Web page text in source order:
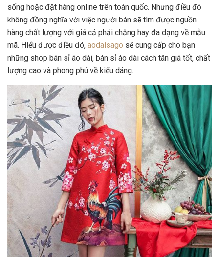
sống hoặc đặt hàng online trên toàn quốc. Nhưng điều đó
không đồng nghĩa với việc người bán sẽ tìm được nguồn
hàng chất lượng với giá cả phải chăng hay đa dạng về mẫu
mã. Hiểu được điều đó, aodaisago sẽ cung cấp cho bạn
những shop bán sỉ áo dài, bán sỉ áo dài cách tân giá tốt, chất
lượng cao và phong phú về kiểu dáng.